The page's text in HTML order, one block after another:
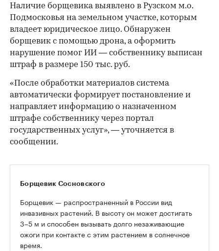
Наличие борщевика выявлено в Рузском м.о.
Подмосковья на земельном участке, которым
владеет юридическое лицо. Обнаружен
борщевик с помощью дрона, а оформить
нарушение помог ИИ — собственнику выписан
штраф в размере 150 тыс. руб.
«После обработки материалов система
автоматически формирует постановление и
направляет информацию о назначенном
штрафе собственнику через портал
государственных услуг», — уточняется в
сообщении.
Борщевик Сосновского
Борщевик — распространенный в России вид
инвазивных растений. В высоту он может достигать
3–5 м и способен вызывать долго незаживающие
ожоги при контакте с этим растением в солнечное
время.